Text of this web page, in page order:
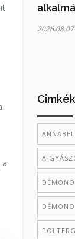
2026.08.07
Cimkék
A